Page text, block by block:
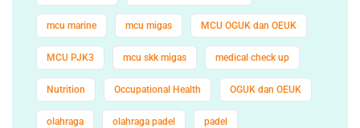
mcu marine mcu migas MCU OGUK dan OEUK
MCU PJK3 mcu skk migas medical check up
Nutrition Occupational Health OGUK dan OEUK
olahraga olahraga padel padel